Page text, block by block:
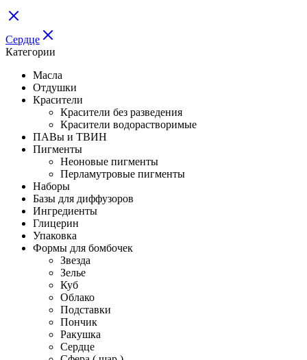
Сердце
Категории
Масла
Отдушки
Красители
Красители без разведения
Красители водорастворимые
ПАВы и ТВИН
Пигменты
Неоновые пигменты
Перламутровые пигменты
Наборы
Базы для диффузоров
Ингредиенты
Глицерин
Упаковка
Формы для бомбочек
Звезда
Зелье
Куб
Облако
Подставки
Пончик
Ракушка
Сердце